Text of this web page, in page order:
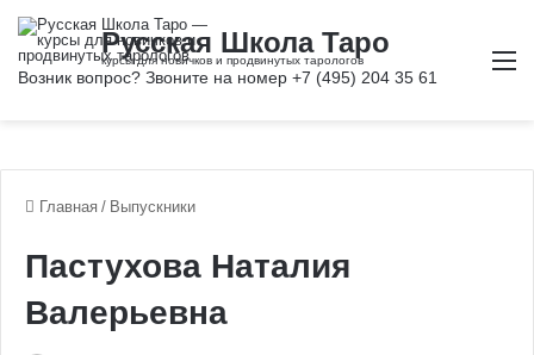
Главная / Выпускники
Пастухова Наталия
Валерьевна